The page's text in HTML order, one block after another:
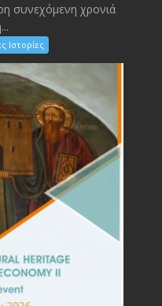
συνεχόμενη χρονιά
Ιστορίες